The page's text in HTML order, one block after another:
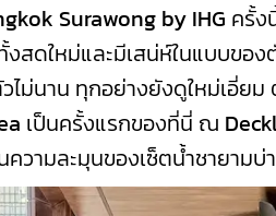
Surawong by IHG ครั้ง
สดใหม่และมีเสน่ห์ในแบบของ
วไม่นาน ทุกอย่างยังดูใหม่เอี่
เป็นครั้งแรกของที่นี่ ณ
วามละมุนของเซ็ตน้ำชายามบ่